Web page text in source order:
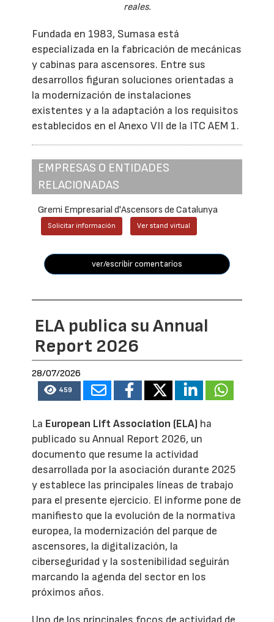
reales.
Fundada en 1983, Sumasa está
especializada en la fabricación de mecánicas
y cabinas para ascensores. Entre sus
desarrollos figuran soluciones orientadas a
la modernización de instalaciones
existentes y a la adaptación a los requisitos
establecidos en el Anexo VII de la ITC AEM 1.
EMPRESAS O ENTIDADES
RELACIONADAS
Gremi Empresarial d'Ascensors de Catalunya
Solicitar información Ver stand virtual
ver/escribir comentarios
ELA publica su Annual
Report 2026
28/07/2026
459
La European Lift Association (ELA) ha
publicado su Annual Report 2026, un
documento que resume la actividad
desarrollada por la asociación durante 2025
y establece las principales líneas de trabajo
para el presente ejercicio. El informe pone de
manifiesto que la evolución de la normativa
europea, la modernización del parque de
ascensores, la digitalización, la
ciberseguridad y la sostenibilidad seguirán
marcando la agenda del sector en los
próximos años.